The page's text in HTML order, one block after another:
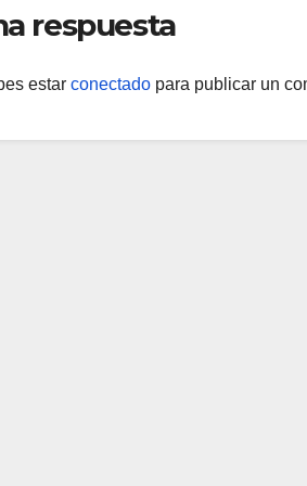
respuesta
estar conectado para publicar un